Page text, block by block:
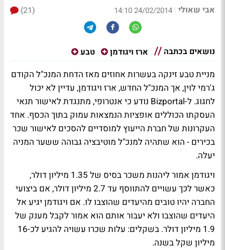
אבי שאולי |
24/02/2014 14:10
(21)
נושאים בכתבה ארז ויגודמן טבע
מניית טבע זינקה בעשרות אחוזים מאז הדחת המנכ"ל הקודם
ג'רמי לוין, אך המנכ"ל החדש, ארז ויגודמן, עדיין לא יכול
לחגוג. ל-Bizportal נודע כי אנטרופי, מתנגדת לאישור תנאי
העסקתו הכוללים אופציות הנמצאות עמוק בתוך הכסף. אחד
העקרונות של חברת הייעוץ למוסדיים להסכים לאישור שכר
בכירים - הוא שתהיה למנכ"ל מוטיבציה גבוהה ששער המניה
יעלה.
ויגודמן אמור ליהנות משכר בסיס של 1.35 מיליון דולר,
כאשר לכך עשויים להתווסף עד 2.7 מיליון דולר, אם ביצועי
החברה יהיו טובים מהיעדים שהוצבו לו. אם ויגודמן יגיע אל
היעדים שהוצבו ולא יעבור אותם הוא אמור לקבל מענק של
1.9 מיליון דולר. בשקלים: עלות שכרו עשויה להגיע לכ-16
מיליון שקל בשנה.